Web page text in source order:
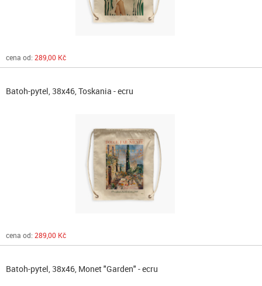
cena od: 289,00 Kč
Batoh-pytel, 38x46, Toskania - ecru
cena od: 289,00 Kč
Batoh-pytel, 38x46, Monet "Garden" - ecru